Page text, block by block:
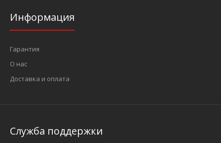
Информация
Гарантия
О нас
Доставка и оплата
Служба поддержки